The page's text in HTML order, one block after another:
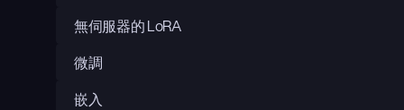
無伺服器的 LoRA
微調
嵌入